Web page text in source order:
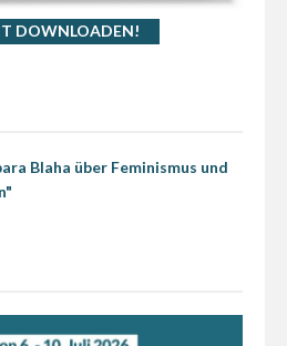
DOWNLOADEN!
Blaha über Feminismus und